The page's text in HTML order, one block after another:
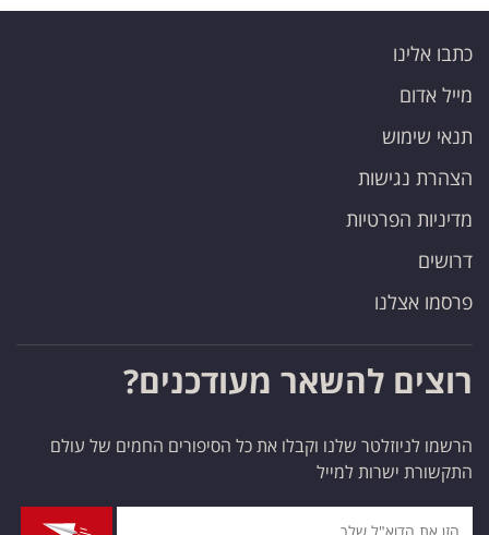
פרסמו
באייס
עקבו
אחרינו:
כתבו אלינו
מייל אדום
תנאי שימוש
הצהרת נגישות
מדיניות הפרטיות
דרושים
פרסמו אצלנו
רוצים להשאר מעודכנים?
הרשמו לניוזלטר שלנו וקבלו את כל הסיפורים החמים של עולם
התקשורת ישרות למייל